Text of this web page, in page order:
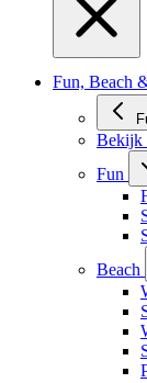
Fun, Beach
Bekijk
Fun
Beach